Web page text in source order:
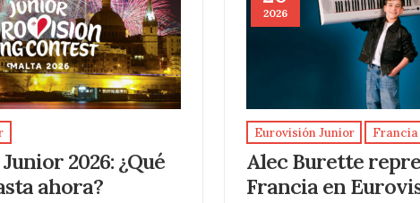
2026: ¿Qué
ahora?
2026
Eurovisión Junior Francia
Alec Burette
Francia en